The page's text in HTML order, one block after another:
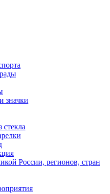
значки
России, регионов, стран